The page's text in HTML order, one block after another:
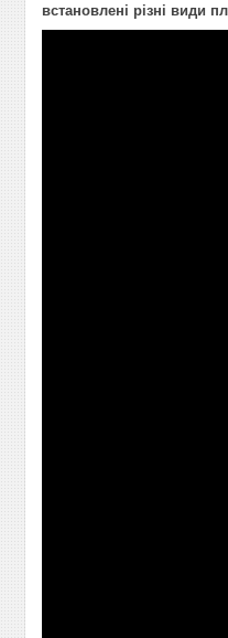
встановлені різні види